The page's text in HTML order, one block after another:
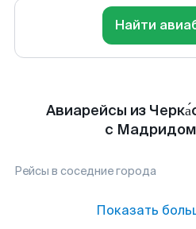
Найти
Авиарейсы из
с
Рейсы в соседние города
Показать